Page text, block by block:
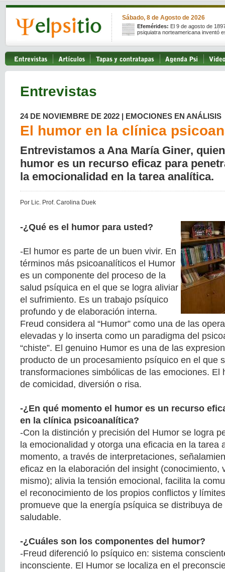
Sábado, 8 de Agosto de 2026
Efemérides: El 9 de agosto de
psiquiatra norteamericana inventó
Entrevistas
24 DE NOVIEMBRE DE 2022 | EMOCIONES EN ANÁLISIS
El humor en la clínica
Entrevistamos a Ana María Giner,
humor es un recurso eficaz para
la emocionalidad en la tarea analítica.
Por Lic. Prof. Carolina Duek
-¿Qué es el humor para usted?
-El humor es parte de un buen vivir. En
términos más psicoanalíticos el Humor
es un componente del proceso de la
salud psíquica en el que se logra aliviar
el sufrimiento. Es un trabajo psíquico
profundo y de elaboración interna.
Freud considera al “Humor” como una de las
elevadas y lo inserta como un paradigma del
“chiste”. El genuino Humor es una de las
producto de un procesamiento psíquico en el que
transformaciones simbólicas de las emociones. El
de comicidad, diversión o risa.
-¿En qué momento el humor es un recurso
en la clínica psicoanalítica?
-Con la distinción y precisión del Humor se logra
la emocionalidad y otorga una eficacia en la tarea
momento, a través de interpretaciones,
eficaz en la elaboración del insight (conocimiento,
mismo); alivia la tensión emocional, facilita la
el reconocimiento de los propios conflictos y
promueve que la energía psíquica se distribuya
saludable.
-¿Cuáles son los componentes del humor?
-Freud diferenció lo psíquico en: sistema
inconsciente. El Humor se localiza en el